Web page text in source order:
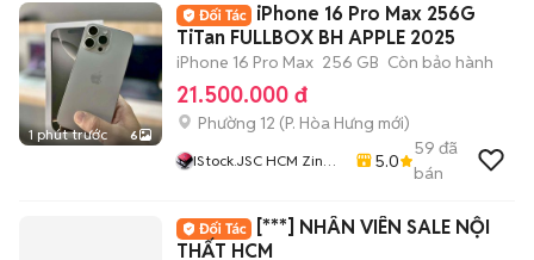
1 phút trước 6
iPhone 16 Pro Max 256G
TiTan FULLBOX BH APPLE 2025
iPhone 16 Pro Max 256 GB Còn bảo hành
21.500.000 đ
Phường 12 (P. Hòa Hưng mới)
IStock.JSC HCM Zin
5.0
59 đã
bán
[***] NHÂN VIÊN SALE NỘI
THẤT HCM